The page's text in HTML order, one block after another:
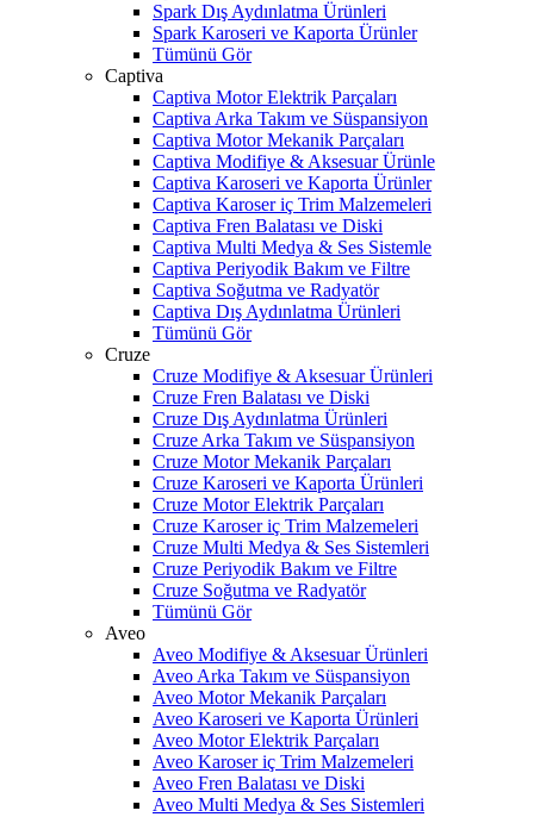
Spark Dış Aydınlatma Ürünleri
Spark Karoseri ve Kaporta Ürünler
Tümünü Gör
Captiva
Captiva Motor Elektrik Parçaları
Captiva Arka Takım ve Süspansiyon
Captiva Motor Mekanik Parçaları
Captiva Modifiye & Aksesuar Ürünle
Captiva Karoseri ve Kaporta Ürünler
Captiva Karoser iç Trim Malzemeleri
Captiva Fren Balatası ve Diski
Captiva Multi Medya & Ses Sistemle
Captiva Periyodik Bakım ve Filtre
Captiva Soğutma ve Radyatör
Captiva Dış Aydınlatma Ürünleri
Tümünü Gör
Cruze
Cruze Modifiye & Aksesuar Ürünleri
Cruze Fren Balatası ve Diski
Cruze Dış Aydınlatma Ürünleri
Cruze Arka Takım ve Süspansiyon
Cruze Motor Mekanik Parçaları
Cruze Karoseri ve Kaporta Ürünleri
Cruze Motor Elektrik Parçaları
Cruze Karoser iç Trim Malzemeleri
Cruze Multi Medya & Ses Sistemleri
Cruze Periyodik Bakım ve Filtre
Cruze Soğutma ve Radyatör
Tümünü Gör
Aveo
Aveo Modifiye & Aksesuar Ürünleri
Aveo Arka Takım ve Süspansiyon
Aveo Motor Mekanik Parçaları
Aveo Karoseri ve Kaporta Ürünleri
Aveo Motor Elektrik Parçaları
Aveo Karoser iç Trim Malzemeleri
Aveo Fren Balatası ve Diski
Aveo Multi Medya & Ses Sistemleri